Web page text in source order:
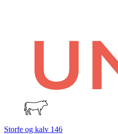
Storfe og kalv 146